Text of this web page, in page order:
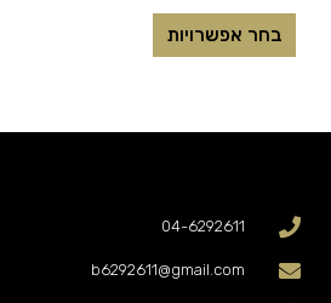
בחר אפשרויות
04-6292611
b6292611@gmail.com